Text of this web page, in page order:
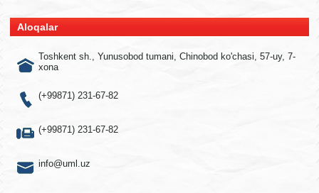
Aloqalar
Toshkent sh., Yunusobod tumani, Chinobod ko'chasi, 57-uy, 7-
xona
(+99871) 231-67-82
(+99871) 231-67-82
info@uml.uz